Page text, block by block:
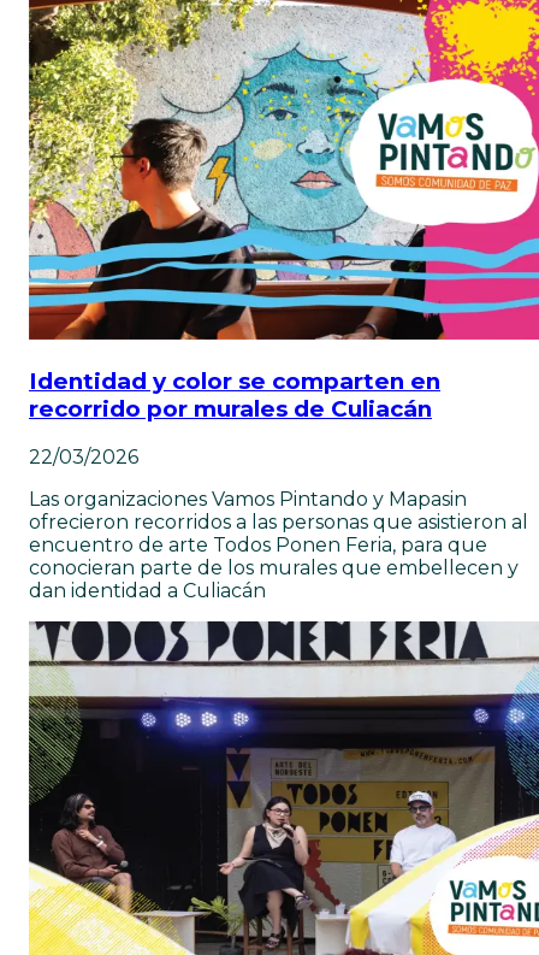
Identidad y color se comparten en
recorrido por murales de Culiacán
22/03/2026
Las organizaciones Vamos Pintando y Mapasin
ofrecieron recorridos a las personas que asistieron al
encuentro de arte Todos Ponen Feria, para que
conocieran parte de los murales que embellecen y
dan identidad a Culiacán